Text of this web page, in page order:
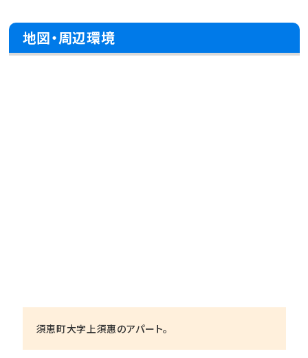
地図・周辺環境
須恵町大字上須惠のアパート。